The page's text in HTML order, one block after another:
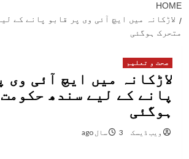
HOME
لاڑکانہ میں ایچ آئی وی پر قابو پانے کے
متحرک ہوگئی
صحت و تعلیم
لاڑکانہ میں ایچ آئی وی
پانے کے لیے سندھ
ہوگئی
ویب ڈیسک 3 سال ago